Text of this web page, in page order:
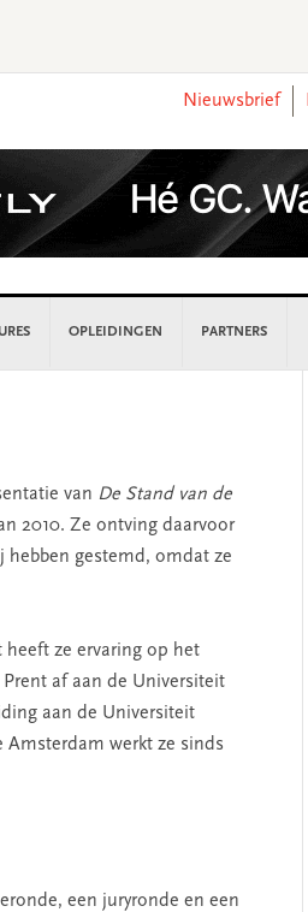
Nieuwsbrief
OPLEIDINGEN PARTNERS
van De Stand van de
2010. Ze ontving daarvoor
hebben gestemd, omdat ze
heeft ze ervaring op het
af aan de Universiteit
aan de Universiteit
Amsterdam werkt ze sinds
een juryronde en een